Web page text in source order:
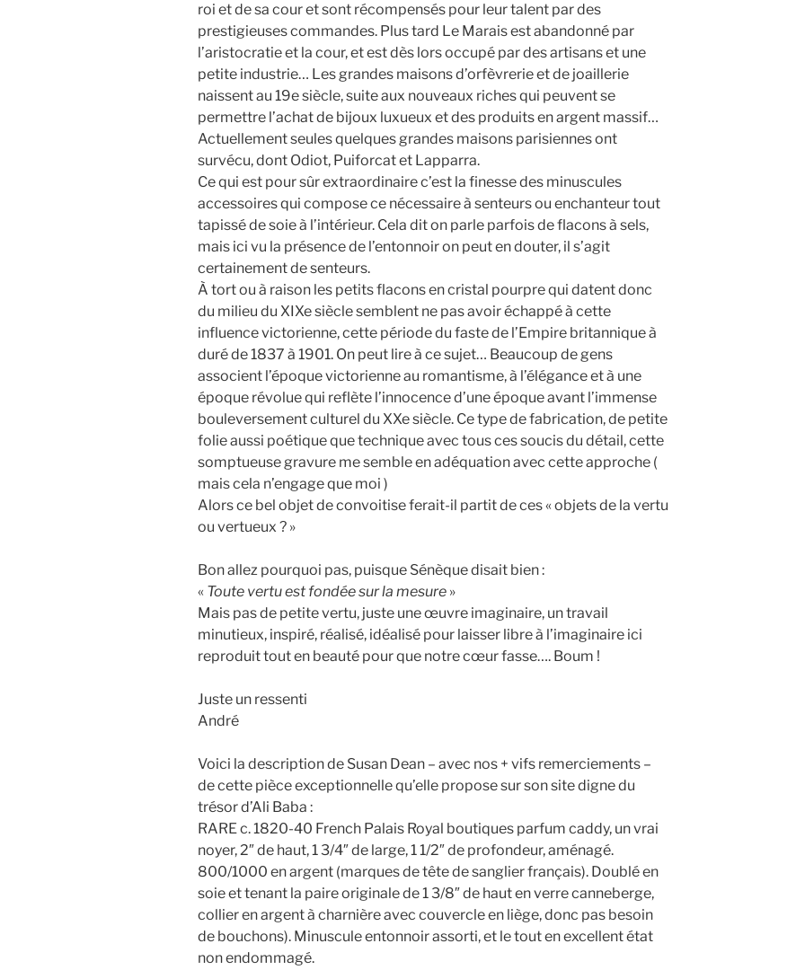
roi et de sa cour et sont récompensés pour leur talent par des
prestigieuses commandes. Plus tard Le Marais est abandonné par
l’aristocratie et la cour, et est dès lors occupé par des artisans et une
petite industrie… Les grandes maisons d’orfèvrerie et de joaillerie
naissent au 19e siècle, suite aux nouveaux riches qui peuvent se
permettre l’achat de bijoux luxueux et des produits en argent massif…
Actuellement seules quelques grandes maisons parisiennes ont
survécu, dont Odiot, Puiforcat et Lapparra.
Ce qui est pour sûr extraordinaire c’est la finesse des minuscules
accessoires qui compose ce nécessaire à senteurs ou enchanteur tout
tapissé de soie à l’intérieur. Cela dit on parle parfois de flacons à sels,
mais ici vu la présence de l’entonnoir on peut en douter, il s’agit
certainement de senteurs.
À tort ou à raison les petits flacons en cristal pourpre qui datent donc
du milieu du XIXe siècle semblent ne pas avoir échappé à cette
influence victorienne, cette période du faste de l’Empire britannique à
duré de 1837 à 1901. On peut lire à ce sujet… Beaucoup de gens
associent l’époque victorienne au romantisme, à l’élégance et à une
époque révolue qui reflète l’innocence d’une époque avant l’immense
bouleversement culturel du XXe siècle. Ce type de fabrication, de petite
folie aussi poétique que technique avec tous ces soucis du détail, cette
somptueuse gravure me semble en adéquation avec cette approche (
mais cela n’engage que moi )
Alors ce bel objet de convoitise ferait-il partit de ces « objets de la vertu
ou vertueux ? »
Bon allez pourquoi pas, puisque Sénèque disait bien :
« Toute vertu est fondée sur la mesure »
Mais pas de petite vertu, juste une œuvre imaginaire, un travail
minutieux, inspiré, réalisé, idéalisé pour laisser libre à l’imaginaire ici
reproduit tout en beauté pour que notre cœur fasse…. Boum !
Juste un ressenti
André
Voici la description de Susan Dean – avec nos + vifs remerciements –
de cette pièce exceptionnelle qu’elle propose sur son site digne du
trésor d’Ali Baba :
RARE c. 1820-40 French Palais Royal boutiques parfum caddy, un vrai
noyer, 2″ de haut, 1 3/4″ de large, 1 1/2″ de profondeur, aménagé.
800/1000 en argent (marques de tête de sanglier français). Doublé en
soie et tenant la paire originale de 1 3/8″ de haut en verre canneberge,
collier en argent à charnière avec couvercle en liège, donc pas besoin
de bouchons). Minuscule entonnoir assorti, et le tout en excellent état
non endommagé.